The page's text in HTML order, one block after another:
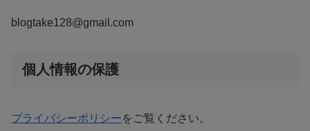
blogtake128@gmail.com
個人情報の保護
プライバシーポリシーをご覧ください。